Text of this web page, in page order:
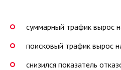
суммарный трафик вырос
поисковый трафик вырос
снизился показатель